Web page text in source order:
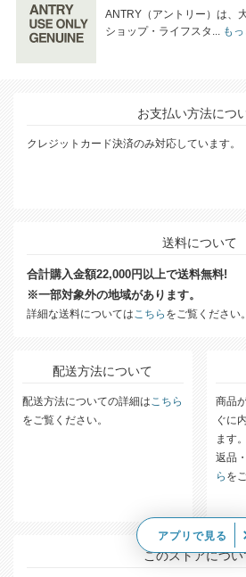
ANTRY（アントリー）は、
ショップ・ライフスタ...
も
お支払い方法につ
クレジットカード決済のみ対応しています。
送料について
合計購入金額22,000円以上で送料無料!
※一部対象外の地域があります。
詳細な送料については こちら をご覧ください。
配送方法について
配送方法についての詳細は こちら
をご覧ください。
商品
ぐに
ます。
返品
ら を
このストアについ
アプリで見る